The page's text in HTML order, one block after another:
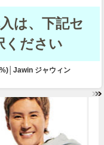
は、下記セ
ください
ジャウィン